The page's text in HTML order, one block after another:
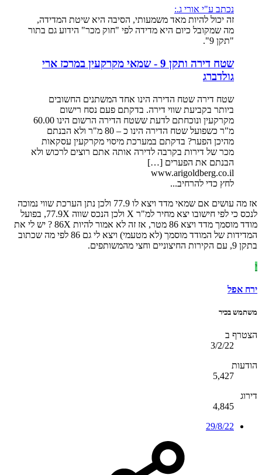
נכתב ע"י אורי ג.:
זה יכול להיות מאד משמעותי, הסיבה היא שיטת המדידה,
מה שמקובל כיום היא מדידה לפי "חוק מכר" הידוע גם בתור
"תקן 9".
שטח דירה ותקן 9 - שמאי מקרקעין במרכז ארי
גולדברג
שטח דירה שטח הדירה הינו אחד המשתנים החשובים
ביותר בקביעת שווי דירה. בדקתם פעם נסח רישום
מקרקעין ונוכחתם לדעת ששטח הדירה הרשום הינו 60.00
מ"ר כשפועל שטח הדירה הינו כ – 80 מ"ר ולא הבנתם
מהיכן הפער? בדקתם במערכת מיסוי מקרקעין עסקאות
מכר של דירות בקרבה לדירה אותה אתם רוצים לרכוש ולא
הבנתם את הפערים […]
www.arigoldberg.co.il
לחץ כדי להרחיב...
אז מה עושים אם שמאי מדד ויצא לו 77.9 ולכן נתן הערכת שווי נמוכה
לנכס כי לפי חישובו יצא מחיר למ"ר X ולכן הנכס שווה 77.9X, בפועל
מודד מוסמך מדד ויצא 86 מטר, אז זה לא אמור להיות 86X ? יש לי את
המדידות של המודד מוסמך (לא מטעמי) ויצא לי גם 86 לפי מה שכתוב
בתקן 9, עם הקירות החיצוניים וחצי מהמשותפים.
י
ירח אפל
משתמש בכיר
הצטרף ב
3/2/22
הודעות
5,427
דירוג
4,845
29/8/22